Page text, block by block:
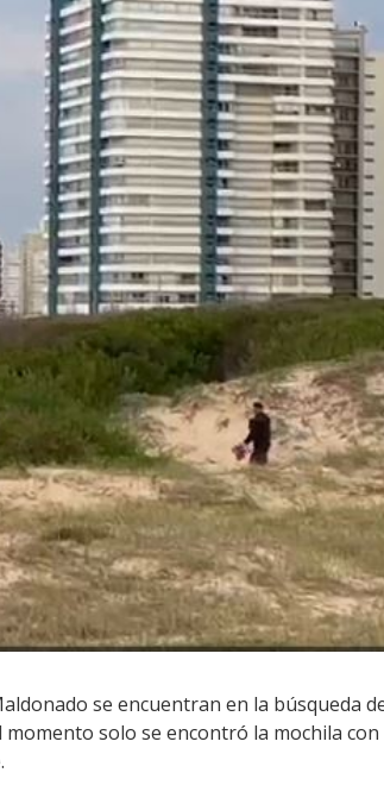
se encuentran en la búsqueda
solo se encontró la mochila